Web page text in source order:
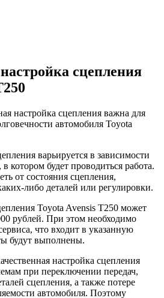
сцепления
настройка сцепления важна для
автомобиля Toyota
варьируется в зависимости
котором будет проводиться работа.
от состояния сцепления,
либо деталей или регулировки.
Toyota Avensis T250 может
рублей. При этом необходимо
что входит в указанную
будут выполнены.
настройка сцепления
при переключении передач,
сцепления, а также потере
автомобиля. Поэтому